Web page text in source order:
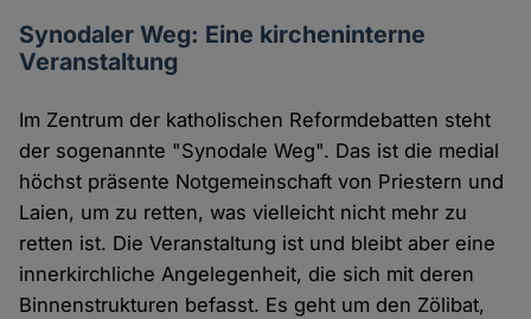
Synodaler Weg: Eine kircheninterne
Veranstaltung
Im Zentrum der katholischen Reformdebatten steht
der sogenannte "Synodale Weg". Das ist die medial
höchst präsente Notgemeinschaft von Priestern und
Laien, um zu retten, was vielleicht nicht mehr zu
retten ist. Die Veranstaltung ist und bleibt aber eine
innerkirchliche Angelegenheit, die sich mit deren
Binnenstrukturen befasst. Es geht um den Zölibat,